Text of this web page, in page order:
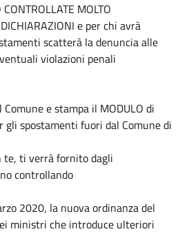
MOLTO
e per chi avrà
scatterà la denuncia alle
violazioni penali
e stampa il MODULO di
gli spostamenti fuori dal Comune di
te, ti verrà fornito dagli
controllando
2020, la nuova ordinanza del
ministri che introduce ulteriori